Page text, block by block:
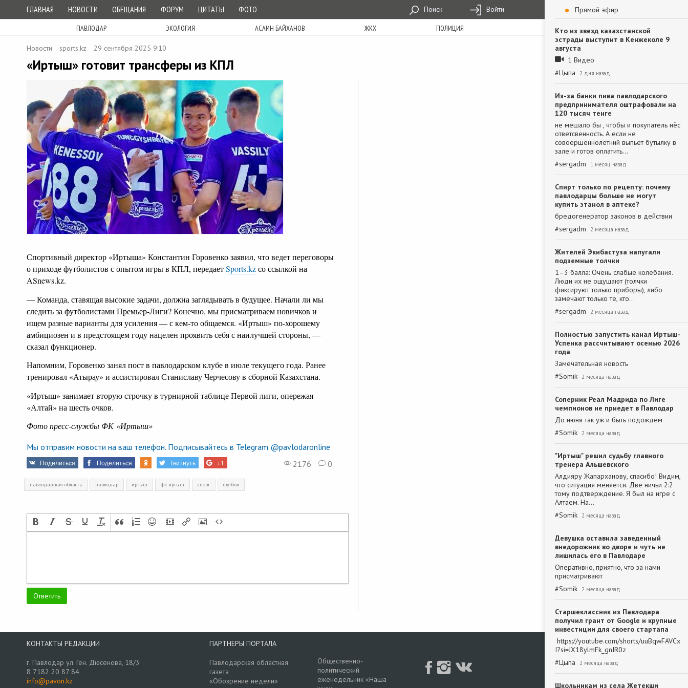
ГЛАВНАЯ НОВОСТИ ОБЕЩАНИЯ ФОРУМ ЦИТАТЫ ФОТО Поиск Войти
ПАВЛОДАР ЭКОЛОГИЯ АСАИН БАЙХАНОВ ЖКХ ПОЛИЦИЯ
Новости sports.kz 29 сентября 2025 9:10
«Иртыш» готовит трансферы из КПЛ
Спортивный директор «Иртыша» Константин Горовенко заявил, что ведет переговоры
о приходе футболистов с опытом игры в КПЛ, передаетSports.kzсо ссылкой на
ASnews.kz.
— Команда, ставящая высокие задачи, должна заглядывать в будущее. Начали ли мы
следить за футболистами Премьер-Лиги? Конечно, мы присматриваем новичков и
ищем разные варианты для усиления — с кем-то общаемся. «Иртыш» по-хорошему
амбициозен и в предстоящем году нацелен проявить себя с наилучшей стороны, —
сказал функционер.
Напомним, Горовенко занял пост в павлодарском клубе в июле текущего года. Ранее
тренировал «Атырау» и ассистировал Станиславу Черчесову в сборной Казахстана.
«Иртыш» занимает вторую строчку в турнирной таблице Первой лиги, опережая
«Алтай» на шесть очков.
Фото пресс-службы ФК «Иртыш»
Мы отправим новости на ваш телефон. Подписывайтесь в Telegram @pavlodaronline
Поделиться Поделиться Твитнуть +1 2176 0
павлодарская область павлодар иртыш фк иртыш спорт футбол
Прямой эфир
Кто из звезд казахстанской
эстрады выступит в Кенжеколе 9
августа
1 Видео
#Цыпа 2 дня назад
Из-за банки пива павлодарского
предпринимателя оштрафовали на
120 тысяч тенге
не мешало бы , чтобы и покупатель нёс
ответсвенность. А если не
совоершеннолетний выпьет бутылку в
зале и готов оплатить…
#sergadm 1 месяц назад
Спирт только по рецепту: почему
павлодарцы больше не могут
купить этанол в аптеке?
бредогенератор законов в действии
#sergadm 2 месяца назад
Жителей Экибастуза напугали
подземные толчки
1–3 балла: Очень слабые колебания.
Люди их не ощущают (толчки
фиксируют только приборы), либо
замечают только те, кто…
#sergadm 2 месяца назад
Полностью запустить канал Иртыш-
Успенка рассчитывают осенью 2026
года
Замечательная новость
#Somik 2 месяца назад
Соперник Реал Мадрида по Лиге
чемпионов не приедет в Павлодар
До июня так уж и быть подождем
#Somik 2 месяца назад
"Иртыш" решил судьбу главного
тренера Альшевского
Алдияру Жапарханову, спасибо! Видим,
что ситуация меняется. Две ничьи 2:2
тому подтверждение. Я был на игре с
Алтаем. На…
#Somik 2 месяца назад
Девушка оставила заведенный
внедорожник во дворе и чуть не
лишилась его в Павлодаре
Оперативно, приятно, что за нами
присматривают
#Somik 2 месяца назад
Старшеклассник из Павлодара
получил грант от Google и крупные
инвестиции для своего стартапа
https://youtube.com/shorts/uuBqwFAVCx
I?si=JX18ylmFk_gnIR0z
#Цыпа 2 месяца назад
Школьникам из села Жетекши
КОНТАКТЫ РЕДАКЦИИ
г. Павлодар ул. Ген. Дюсенова, 18/3
8 7182 20 87 84
info@pavon.kz
ПАРТНЕРЫ ПОРТАЛА
Павлодарская областная
газета
«Обозрение недели»
Общественно-
политический
еженедельник «Наша